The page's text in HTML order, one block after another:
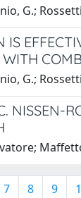
G.;
G.;
NISSEN-
7 8 9